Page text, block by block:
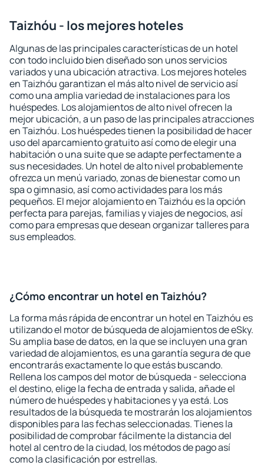
Taizhóu - los mejores hoteles
Algunas de las principales características de un hotel
con todo incluido bien diseñado son unos servicios
variados y una ubicación atractiva. Los mejores hoteles
en Taizhóu garantizan el más alto nivel de servicio así
como una amplia variedad de instalaciones para los
huéspedes. Los alojamientos de alto nivel ofrecen la
mejor ubicación, a un paso de las principales atracciones
en Taizhóu. Los huéspedes tienen la posibilidad de hacer
uso del aparcamiento gratuito así como de elegir una
habitación o una suite que se adapte perfectamente a
sus necesidades. Un hotel de alto nivel probablemente
ofrezca un menú variado, zonas de bienestar como un
spa o gimnasio, así como actividades para los más
pequeños. El mejor alojamiento en Taizhóu es la opción
perfecta para parejas, familias y viajes de negocios, así
como para empresas que desean organizar talleres para
sus empleados.
¿Cómo encontrar un hotel en Taizhóu?
La forma más rápida de encontrar un hotel en Taizhóu es
utilizando el motor de búsqueda de alojamientos de eSky.
Su amplia base de datos, en la que se incluyen una gran
variedad de alojamientos, es una garantía segura de que
encontrarás exactamente lo que estás buscando.
Rellena los campos del motor de búsqueda - selecciona
el destino, elige la fecha de entrada y salida, añade el
número de huéspedes y habitaciones y ya está. Los
resultados de la búsqueda te mostrarán los alojamientos
disponibles para las fechas seleccionadas. Tienes la
posibilidad de comprobar fácilmente la distancia del
hotel al centro de la ciudad, los métodos de pago así
como la clasificación por estrellas.